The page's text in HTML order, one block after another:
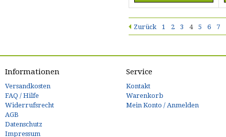
Zurück 1 2 3 4 5 6 7
Informationen
Versandkosten
FAQ / Hilfe
Widerrufsrecht
AGB
Datenschutz
Impressum
Service
Kontakt
Warenkorb
Mein Konto / Anmelden